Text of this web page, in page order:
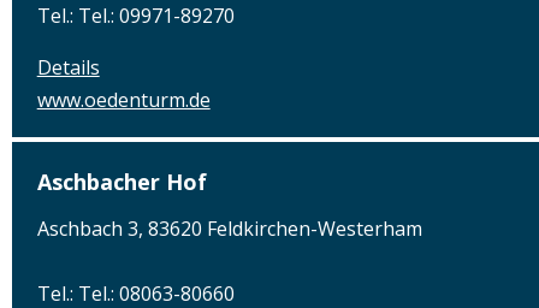
Tel.: Tel.: 09971-89270
Details
www.oedenturm.de
Aschbacher Hof
Aschbach 3, 83620 Feldkirchen-Westerham
Tel.: Tel.: 08063-80660